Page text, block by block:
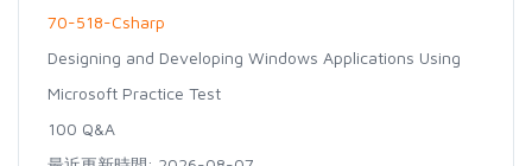
70-518-Csharp
Designing and Developing Windows Applications Using
Microsoft Practice Test
100 Q&A